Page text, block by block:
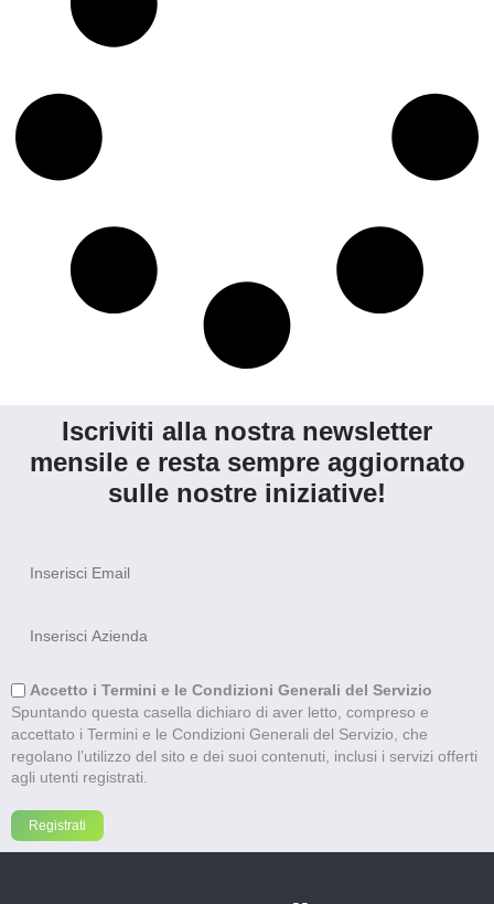
Iscriviti alla nostra newsletter
mensile e resta sempre aggiornato
sulle nostre iniziative!
Accetto i Termini e le Condizioni Generali del Servizio
Spuntando questa casella dichiaro di aver letto, compreso e
accettato i Termini e le Condizioni Generali del Servizio, che
regolano l’utilizzo del sito e dei suoi contenuti, inclusi i servizi offerti
agli utenti registrati.